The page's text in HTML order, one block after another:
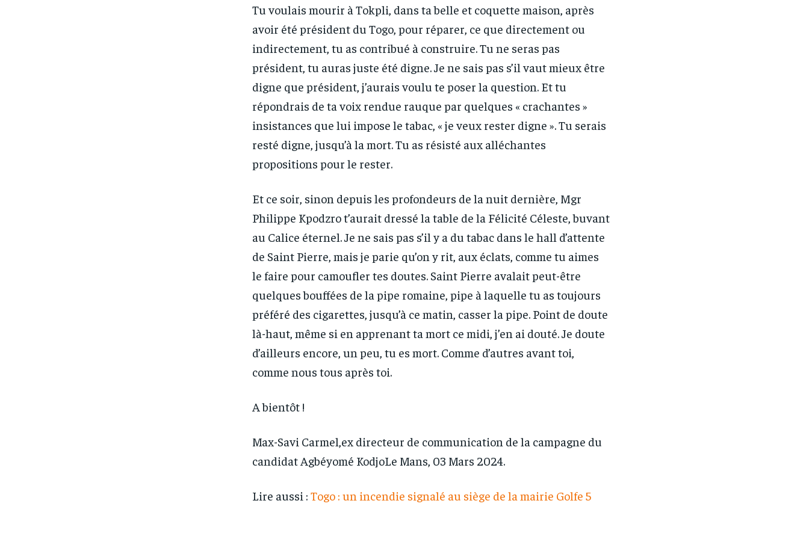
Tu voulais mourir à Tokpli, dans ta belle et coquette maison, après
avoir été président du Togo, pour réparer, ce que directement ou
indirectement, tu as contribué à construire. Tu ne seras pas
président, tu auras juste été digne. Je ne sais pas s’il vaut mieux être
digne que président, j’aurais voulu te poser la question. Et tu
répondrais de ta voix rendue rauque par quelques « crachantes »
insistances que lui impose le tabac, « je veux rester digne ». Tu serais
resté digne, jusqu’à la mort. Tu as résisté aux alléchantes
propositions pour le rester.
Et ce soir, sinon depuis les profondeurs de la nuit dernière, Mgr
Philippe Kpodzro t’aurait dressé la table de la Félicité Céleste, buvant
au Calice éternel. Je ne sais pas s’il y a du tabac dans le hall d’attente
de Saint Pierre, mais je parie qu’on y rit, aux éclats, comme tu aimes
le faire pour camoufler tes doutes. Saint Pierre avalait peut-être
quelques bouffées de la pipe romaine, pipe à laquelle tu as toujours
préféré des cigarettes, jusqu’à ce matin, casser la pipe. Point de doute
là-haut, même si en apprenant ta mort ce midi, j’en ai douté. Je doute
d’ailleurs encore, un peu, tu es mort. Comme d’autres avant toi,
comme nous tous après toi.
A bientôt !
Max-Savi Carmel,ex directeur de communication de la campagne du
candidat Agbéyomé KodjoLe Mans, 03 Mars 2024.
Lire aussi : Togo : un incendie signalé au siège de la mairie Golfe 5